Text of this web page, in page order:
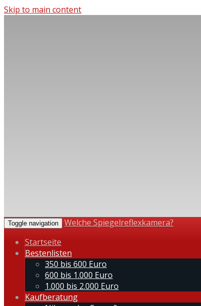
Skip to main content
Toggle navigation
Welche Spiegelreflexkamera?
Startseite
Bestenlisten
350 bis 600 Euro
600 bis 1.000 Euro
1.000 bis 2.000 Euro
Kaufberatung